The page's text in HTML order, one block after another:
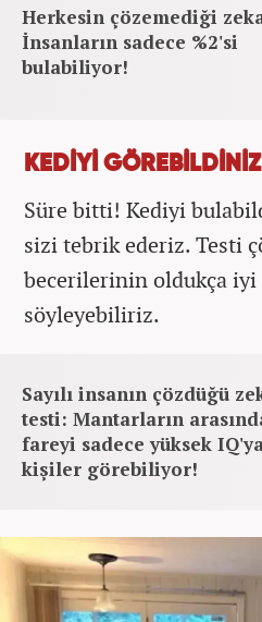
Herkesin çözemediği
İnsanların sadece %2'si
bulabiliyor!
KEDİYİ
Süre bitti! Kediyi
sizi tebrik ederiz. Testi
becerilerinin oldukça
söyleyebiliriz.
Sayılı insanın çözdüğü
testi: Mantarların
fareyi sadece yüksek
kişiler görebiliyor!